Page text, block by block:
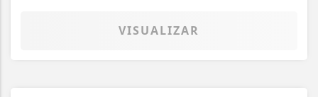
VISUALIZAR